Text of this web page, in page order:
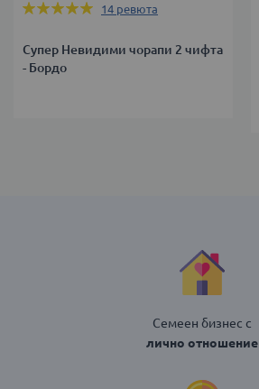
Оценка:
14 ревюта
Супер Невидими чорапи 2 чифта
- Бордо
Семеен бизнес с
лично отношение